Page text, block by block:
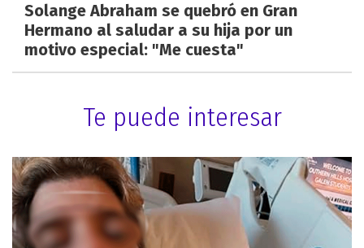
Solange Abraham se quebró en Gran
Hermano al saludar a su hija por un
motivo especial: "Me cuesta"
Te puede interesar